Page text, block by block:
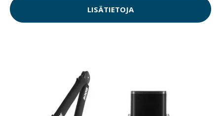
LISÄTIETOJA